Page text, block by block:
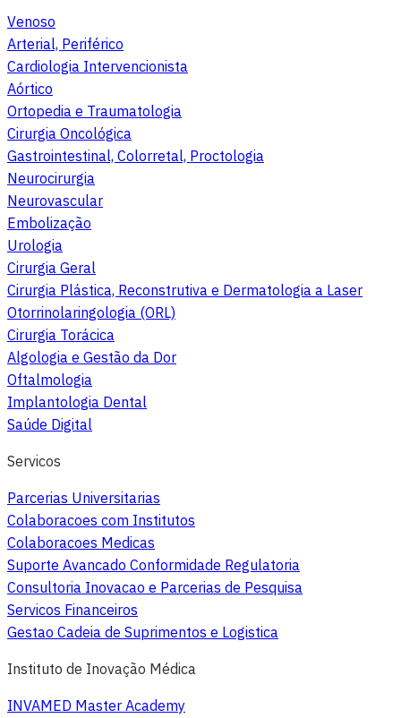
Venoso
Arterial, Periférico
Cardiologia Intervencionista
Aórtico
Ortopedia e Traumatologia
Cirurgia Oncológica
Gastrointestinal, Colorretal, Proctologia
Neurocirurgia
Neurovascular
Embolização
Urologia
Cirurgia Geral
Cirurgia Plástica, Reconstrutiva e Dermatologia a Laser
Otorrinolaringologia (ORL)
Cirurgia Torácica
Algologia e Gestão da Dor
Oftalmologia
Implantologia Dental
Saúde Digital
Servicos
Parcerias Universitarias
Colaboracoes com Institutos
Colaboracoes Medicas
Suporte Avancado Conformidade Regulatoria
Consultoria Inovacao e Parcerias de Pesquisa
Servicos Financeiros
Gestao Cadeia de Suprimentos e Logistica
Instituto de Inovação Médica
INVAMED Master Academy